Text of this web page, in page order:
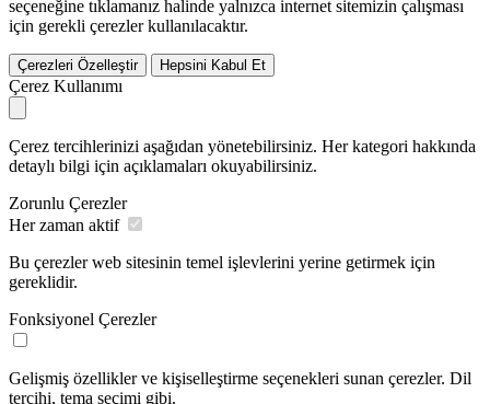
seçeneğine tıklamanız halinde yalnızca internet sitemizin çalışması
için gerekli çerezler kullanılacaktır.
Çerezleri Özelleştir Hepsini Kabul Et
Çerez Kullanımı
Çerez tercihlerinizi aşağıdan yönetebilirsiniz. Her kategori hakkında
detaylı bilgi için açıklamaları okuyabilirsiniz.
Zorunlu Çerezler
Her zaman aktif
Bu çerezler web sitesinin temel işlevlerini yerine getirmek için
gereklidir.
Fonksiyonel Çerezler
Gelişmiş özellikler ve kişiselleştirme seçenekleri sunan çerezler. Dil
tercihi, tema seçimi gibi.